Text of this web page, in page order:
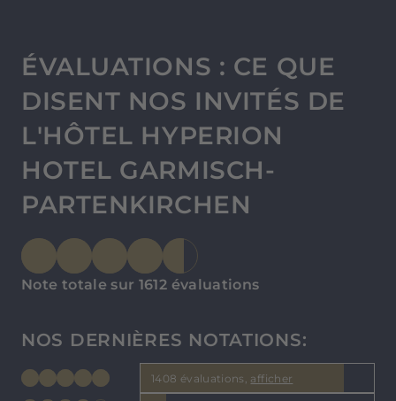
ÉVALUATIONS : CE QUE
DISENT NOS INVITÉS DE
L'HÔTEL HYPERION
HOTEL GARMISCH-
PARTENKIRCHEN
Note totale sur 1612 évaluations
NOS DERNIÈRES NOTATIONS:
1408 évaluations, afficher